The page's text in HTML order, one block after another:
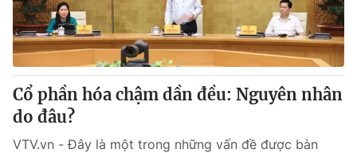
Cổ phần hóa chậm dần đều: Nguyên nhân
do đâu?
VTV.vn - Đây là một trong những vấn đề được bàn